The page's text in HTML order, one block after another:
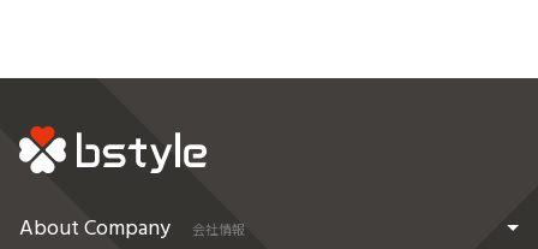
About Company 会社情報